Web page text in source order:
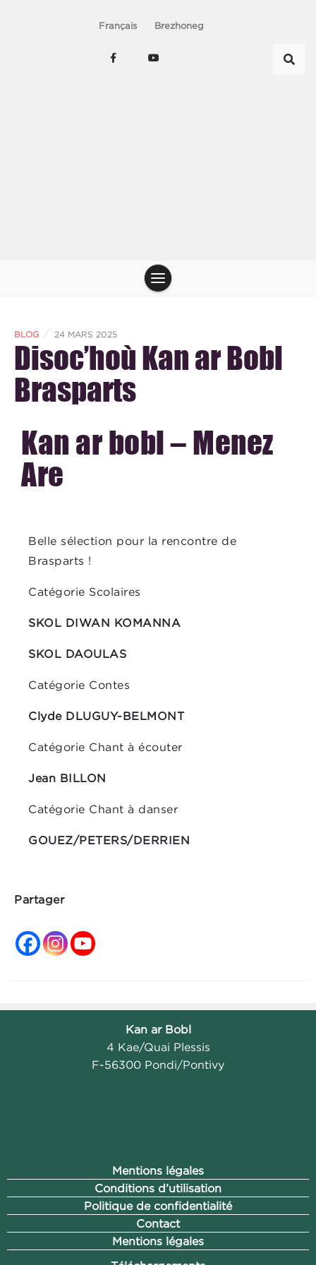
Français Brezhoneg
BLOG / 24 MARS 2025
Disoc’hoù Kan ar Bobl
Brasparts
Kan ar bobl – Menez
Are
Belle sélection pour la rencontre de
Brasparts !
Catégorie Scolaires
SKOL DIWAN KOMANNA
SKOL DAOULAS
Catégorie Contes
Clyde DLUGUY-BELMONT
Catégorie Chant à écouter
Jean BILLON
Catégorie Chant à danser
GOUEZ/PETERS/DERRIEN
Partager
Kan ar Bobl
4 Kae/Quai Plessis
F-56300 Pondi/Pontivy
Mentions légales
Conditions d’utilisation
Politique de confidentialité
Contact
Mentions légales